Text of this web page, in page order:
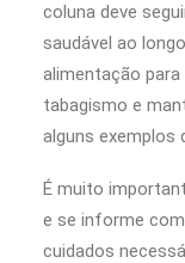
coluna deve
saudável ao
alimentação
tabagismo e
alguns exemplos
É muito
e se informe
cuidados